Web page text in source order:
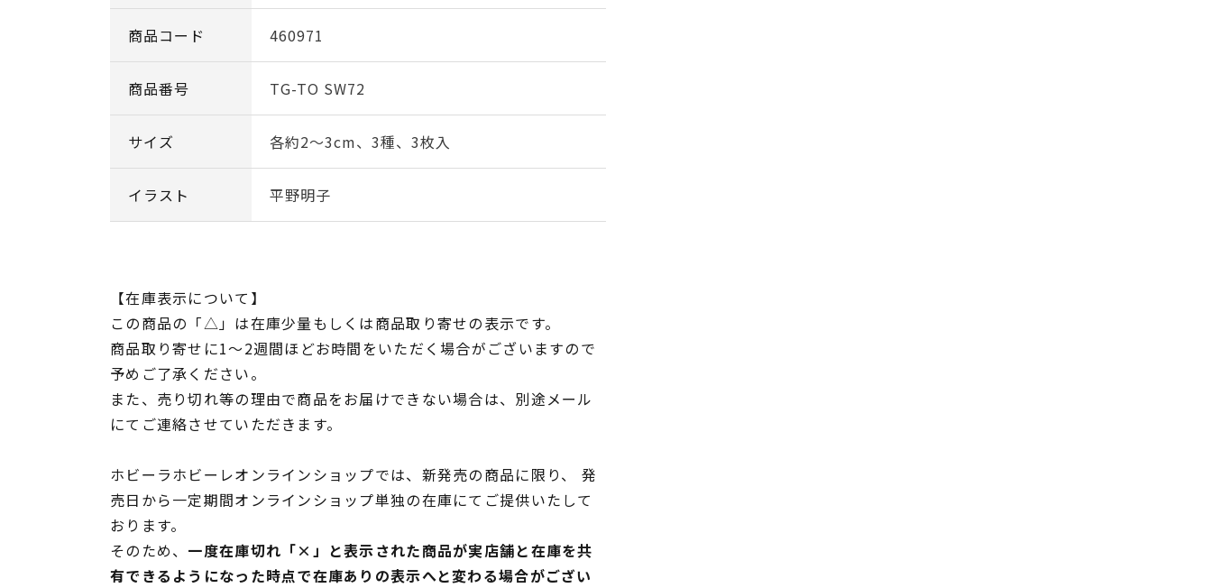
商品コード 460971
商品番号 TG-TO SW72
サイズ 各約2～3cm、3種、3枚入
イラスト 平野明子
【在庫表示について】
この商品の「△」は在庫少量もしくは商品取り寄せの表示です。
商品取り寄せに1～2週間ほどお時間をいただく場合がございますので
予めご了承ください。
また、売り切れ等の理由で商品をお届けできない場合は、別途メール
にてご連絡させていただきます。
ホビーラホビーレオンラインショップでは、新発売の商品に限り、 発
売日から一定期間オンラインショップ単独の在庫にてご提供いたして
おります。
そのため、 一度在庫切れ「×」と表示された商品が実店舗と在庫を共
有できるようになった時点で在庫ありの表示へと変わる場合がござい